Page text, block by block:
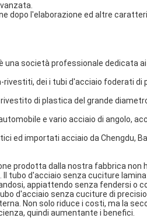
dopo l'elaborazione ed altre
una società professionale dedicata
dei i tubi d'acciaio foderati di
di plastica del grande
e vario acciaio di angolo,
ed importati acciaio da Chengdu,
prodotta dalla nostra fabbrica non
tubo d'acciaio senza cuciture
appiattendo senza fendersi o
d'acciaio senza cuciture di
Non solo riduce i costi, ma la
quindi aumentante i benefici.